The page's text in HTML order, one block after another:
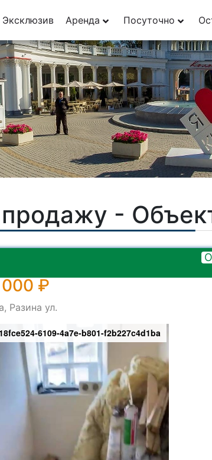
Эксклюзив Аренда Посуточно
продажу -
₽
Разина ул.
18fce524-6109-4a7e-b801-f2b227c4d1ba